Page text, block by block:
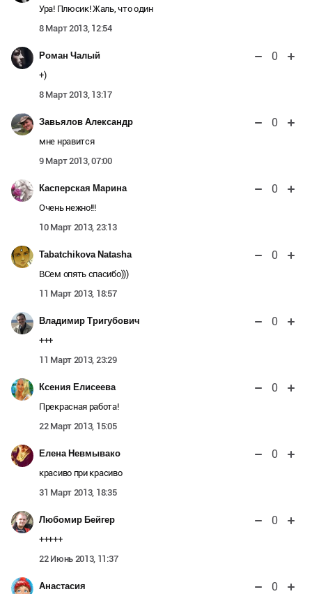
Ура! Плюсик! Жаль, что один
8 Март 2013, 12:54
Роман Чалый 0
+)
8 Март 2013, 13:17
Завьялов Александр 0
мне нравится
9 Март 2013, 07:00
Касперская Марина 0
Очень нежно!!!
10 Март 2013, 23:13
Tabatchikova Natasha 0
ВСем опять спасибо)))
11 Март 2013, 18:57
Владимир Тригубович 0
+++
11 Март 2013, 23:29
Ксения Елисеева 0
Прекрасная работа!
22 Март 2013, 15:05
Елена Невмывако 0
красиво при красиво
31 Март 2013, 18:35
Любомир Бейгер 0
+++++
22 Июнь 2013, 11:37
Анастасия 0